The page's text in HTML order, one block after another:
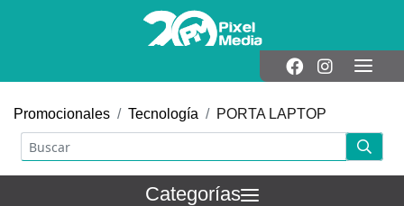
Promocionales Tecnología PORTA LAPTOP
Categorías